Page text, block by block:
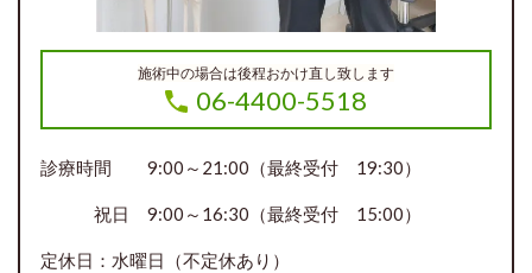
施術中の場合は後程おかけ直し致します
06-4400-5518
診療時間 9:00～21:00（最終受付 19:30）
祝日 9:00～16:30（最終受付 15:00）
定休日：水曜日（不定休あり）